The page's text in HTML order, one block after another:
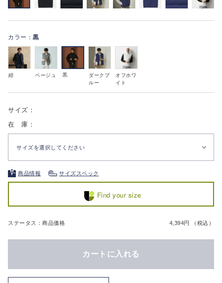
カラー： 黒
紺 ベージュ 黒
ダークブ
ルー
オフホワ
イト
サイズ：
在 庫：
サイズを選択してください
商品情報 サイズスペック
Find your size
ステータス：商品価格 4,394円 （税込）
カートに入れる